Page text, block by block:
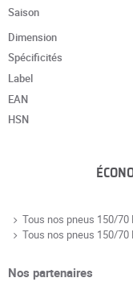
Saison
Dimension
Spécificités
Label
EAN
HSN
Tous nos pneus 150/70
Tous nos pneus 150/70
Nos partenaires